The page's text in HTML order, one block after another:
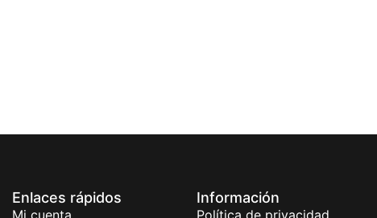
Enlaces rápidos
Mi cuenta
Información
Política de privacidad